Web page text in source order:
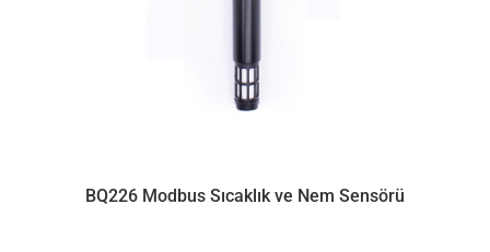
BQ226 Modbus Sıcaklık ve Nem Sensörü